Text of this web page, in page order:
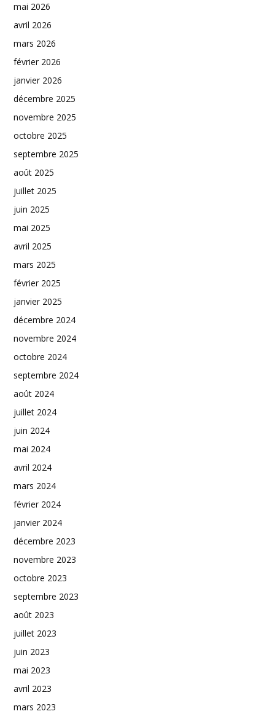
mai 2026
avril 2026
mars 2026
février 2026
janvier 2026
décembre 2025
novembre 2025
octobre 2025
septembre 2025
août 2025
juillet 2025
juin 2025
mai 2025
avril 2025
mars 2025
février 2025
janvier 2025
décembre 2024
novembre 2024
octobre 2024
septembre 2024
août 2024
juillet 2024
juin 2024
mai 2024
avril 2024
mars 2024
février 2024
janvier 2024
décembre 2023
novembre 2023
octobre 2023
septembre 2023
août 2023
juillet 2023
juin 2023
mai 2023
avril 2023
mars 2023